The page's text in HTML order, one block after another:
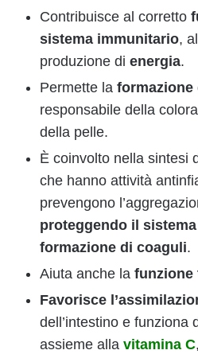
Contribuisce al corretto
sistema immunitario,
produzione di energia.
Permette la formazione
responsabile della
della pelle.
È coinvolto nella sintesi
che hanno attività
prevengono
proteggendo il
formazione di coaguli.
Aiuta anche la funzione
Favorisce
dell’intestino e funziona
assieme alla vitamina C